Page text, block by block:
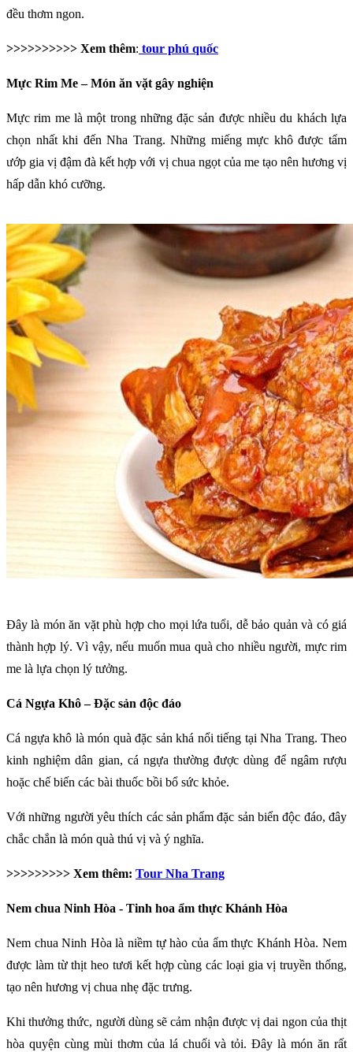
đều thơm ngon.
>>>>>>>>>> Xem thêm: tour phú quốc
Mực Rim Me – Món ăn vặt gây nghiện
Mực rim me là một trong những đặc sản được nhiều du khách lựa
chọn nhất khi đến Nha Trang. Những miếng mực khô được tẩm
ướp gia vị đậm đà kết hợp với vị chua ngọt của me tạo nên hương vị
hấp dẫn khó cưỡng.
Đây là món ăn vặt phù hợp cho mọi lứa tuổi, dễ bảo quản và có giá
thành hợp lý. Vì vậy, nếu muốn mua quà cho nhiều người, mực rim
me là lựa chọn lý tưởng.
Cá Ngựa Khô – Đặc sản độc đáo
Cá ngựa khô là món quà đặc sản khá nổi tiếng tại Nha Trang. Theo
kinh nghiệm dân gian, cá ngựa thường được dùng để ngâm rượu
hoặc chế biến các bài thuốc bồi bổ sức khỏe.
Với những người yêu thích các sản phẩm đặc sản biển độc đáo, đây
chắc chắn là món quà thú vị và ý nghĩa.
>>>>>>>>> Xem thêm: Tour Nha Trang
Nem chua Ninh Hòa - Tinh hoa ẩm thực Khánh Hòa
Nem chua Ninh Hòa là niềm tự hào của ẩm thực Khánh Hòa. Nem
được làm từ thịt heo tươi kết hợp cùng các loại gia vị truyền thống,
tạo nên hương vị chua nhẹ đặc trưng.
Khi thưởng thức, người dùng sẽ cảm nhận được vị dai ngon của thịt
hòa quyện cùng mùi thơm của lá chuối và tỏi. Đây là món ăn rất